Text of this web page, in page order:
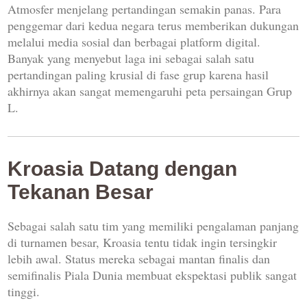
Atmosfer menjelang pertandingan semakin panas. Para
penggemar dari kedua negara terus memberikan dukungan
melalui media sosial dan berbagai platform digital.
Banyak yang menyebut laga ini sebagai salah satu
pertandingan paling krusial di fase grup karena hasil
akhirnya akan sangat memengaruhi peta persaingan Grup
L.
Kroasia Datang dengan
Tekanan Besar
Sebagai salah satu tim yang memiliki pengalaman panjang
di turnamen besar, Kroasia tentu tidak ingin tersingkir
lebih awal. Status mereka sebagai mantan finalis dan
semifinalis Piala Dunia membuat ekspektasi publik sangat
tinggi.